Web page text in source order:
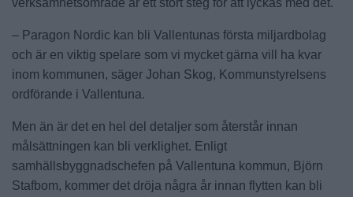
– Paragon Nordic kan bli Vallentunas första miljardbolag
och är en viktig spelare som vi mycket gärna vill ha kvar
inom kommunen, säger Johan Skog, Kommunstyrelsens
ordförande i Vallentuna.
Men än är det en hel del detaljer som återstår innan
målsättningen kan bli verklighet. Enligt
samhällsbyggnadschefen på Vallentuna kommun, Björn
Stafbom, kommer det dröja några år innan flytten kan bli